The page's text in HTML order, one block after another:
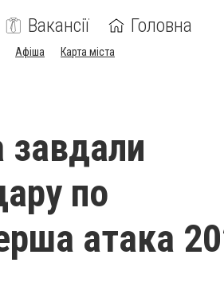
Вакансії Головна
Афіша Карта міста
завдали
по
атака